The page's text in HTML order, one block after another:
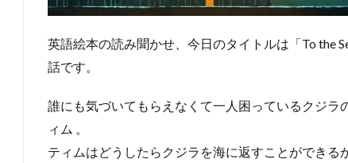
英語絵本の読み聞かせ、今日のタイトルは「To the
話です。
誰にも気づいてもらえなくて一人困っているクジ
ィム 。
ティムはどうしたらクジラを海に返すことができる